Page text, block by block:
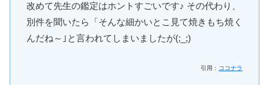
改めて先生の鑑定はホントすごいです♪ その代わり、
別件を聞いたら「そんな細かいとこ見て焼きもち焼く
んだね～｣と言われてしまいましたが(;_;)
引用： ココナラ